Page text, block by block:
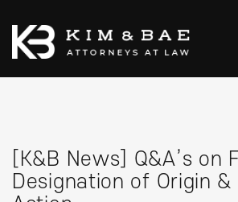
[K&B News] Q&A’s on
Designation of Origin &